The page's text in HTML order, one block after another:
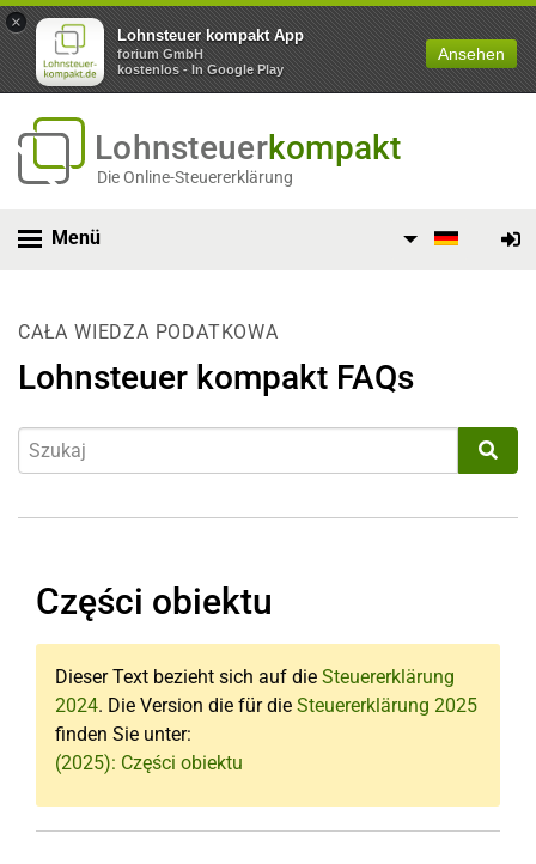
×
Lohnsteuer kompakt App
forium GmbH
kostenlos - In Google Play
Ansehen
Lohnsteuerkompakt
Die Online-Steuererklärung
Menü
CAŁA WIEDZA PODATKOWA
Lohnsteuer kompakt FAQs
Części obiektu
Dieser Text bezieht sich auf die Steuererklärung
2024. Die Version die für die Steuererklärung 2025
finden Sie unter:
(2025): Części obiektu